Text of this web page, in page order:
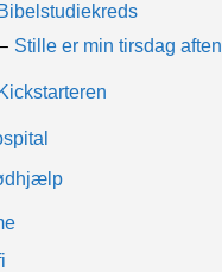
Bibelstudiekreds
Stille er min tirsdag aften
Kickstarteren